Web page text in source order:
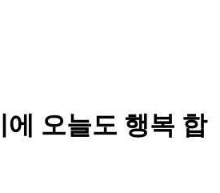
에 오늘도 행복 합